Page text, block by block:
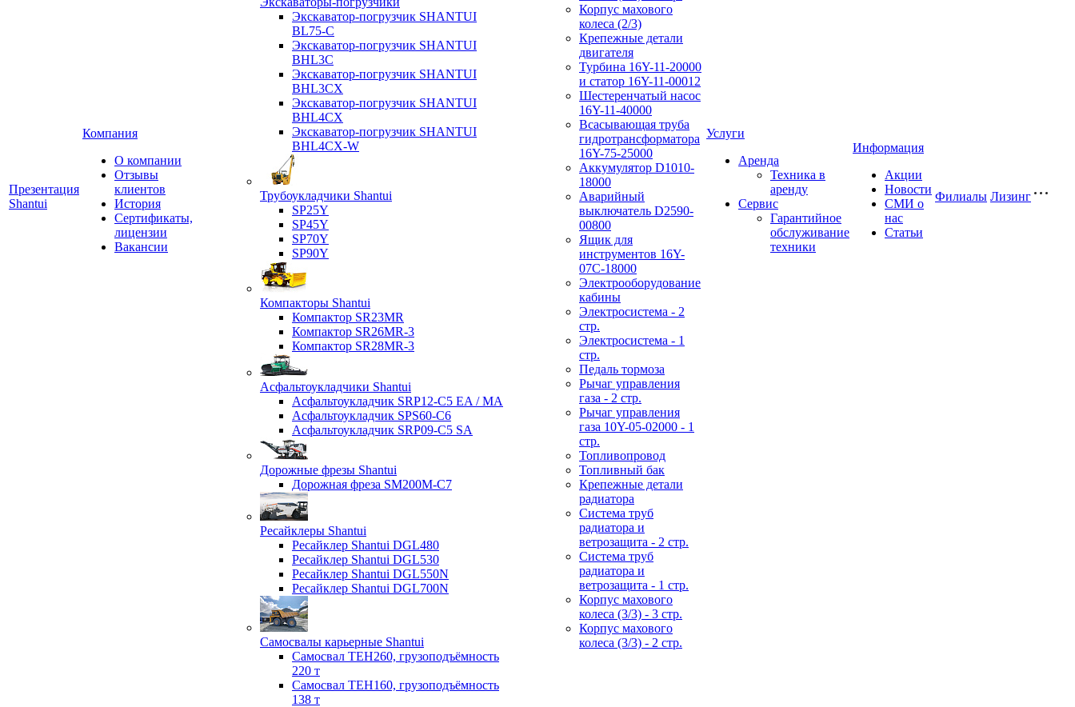
Презентация
Shantui
Компания
О компании
Отзывы
клиентов
История
Сертификаты,
лицензии
Вакансии
Экскаватор-погрузчик SHANTUI
BL75-C
Экскаватор-погрузчик SHANTUI
BHL3C
Экскаватор-погрузчик SHANTUI
BHL3CX
Экскаватор-погрузчик SHANTUI
BHL4CX
Экскаватор-погрузчик SHANTUI
BHL4CX-W
Трубоукладчики Shantui
SP25Y
SP45Y
SP70Y
SP90Y
Компакторы Shantui
Компактор SR23MR
Компактор SR26MR-3
Компактор SR28MR-3
Асфальтоукладчики Shantui
Асфальтоукладчик SRP12-C5 EA / МА
Асфальтоукладчик SPS60-C6
Асфальтоукладчик SRP09-C5 SA
Дорожные фрезы Shantui
Дорожная фреза SM200M-C7
Ресайклеры Shantui
Ресайклер Shantui DGL480
Ресайклер Shantui DGL530
Ресайклер Shantui DGL550N
Ресайклер Shantui DGL700N
Самосвалы карьерные Shantui
Самосвал TEH260, грузоподъёмность
220 т
Самосвал TEH160, грузоподъёмность
138 т
Корпус махового
колеса (2/3)
Крепежные детали
двигателя
Турбина 16Y-11-20000
и статор 16Y-11-00012
Шестеренчатый насос
16Y-11-40000
Всасывающая труба
гидротрансформатора
16Y-75-25000
Аккумулятор D1010-
18000
Аварийный
выключатель D2590-
00800
Ящик для
инструментов 16Y-
07С-18000
Электрооборудование
кабины
Электросистема - 2
стр.
Электросистема - 1
стр.
Педаль тормоза
Рычаг управления
газа - 2 стр.
Рычаг управления
газа 10Y-05-02000 - 1
стр.
Топливопровод
Топливный бак
Крепежные детали
радиатора
Система труб
радиатора и
ветрозащита - 2 стр.
Система труб
радиатора и
ветрозащита - 1 стр.
Корпус махового
колеса (3/3) - 3 стр.
Корпус махового
колеса (3/3) - 2 стр.
Услуги
Аренда
Техника в
аренду
Сервис
Гарантийное
обслуживание
техники
Информация
Акции
Новости
СМИ о
нас
Статьи
Филиалы Лизинг